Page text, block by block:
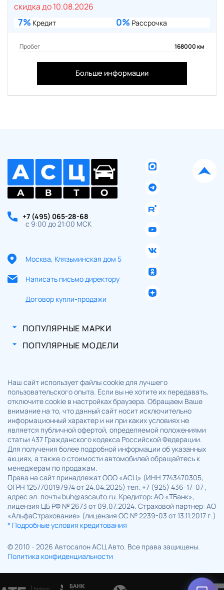
скидка до 10.08.2026
7% Кредит 0% Рассрочка
Пробег 168000 км
Больше информации
+7 (495) 065-28-68
с 9:00 до 21:00 МСК
Москва, Клязьминская дом 5
Написать письмо директору
Договор купли-продажи
ПОПУЛЯРНЫЕ МАРКИ
ПОПУЛЯРНЫЕ МОДЕЛИ
Наш сайт использует файлы cookie для лучшего
пользовательского опыта. Если вы не хотите их передавать,
отключите cookie в настройках браузера. Обращаем Ваше
внимание на то, что данный сайт носит исключительно
информационный характер и ни при каких условиях не
является публичной офертой, определяемой положениями
статьи 437 Гражданского кодекса Российской Федерации.
Для получения более подробной информации об указанных
акциях, а также о стоимости автомобилей обращайтесь к
менеджерам по продажам.
Права на сайт принадлежат ООО «АСЦ» (ИНН 7743470305,
ОГРН 1257700197974 от 24.04.2025) тел. +7 (925) 436-17-07 ,
адрес эл. почты buh@ascauto.ru. Кредитор: АО «ТБанк»,
лицензия ЦБ РФ № 2673 от 09.07.2024. Страховой партнер: АО
«АльфаСтрахование» (лицензия ОС № 2239-03 от 13.11.2017 г.)
* Подробные условия кредитования
© 2010 - 2026 Автосалон АСЦ Авто. Все права защищены.
Политика конфиденциальности